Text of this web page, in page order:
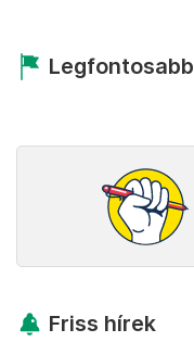
Legfontosabb
Friss hírek